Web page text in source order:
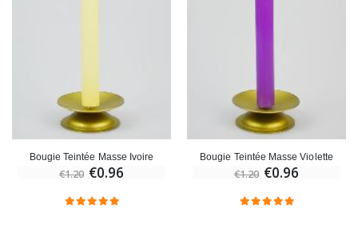
Bougie Teintée Masse Ivoire
€1.20 €0.96
Bougie Teintée Masse Violette
€1.20 €0.96